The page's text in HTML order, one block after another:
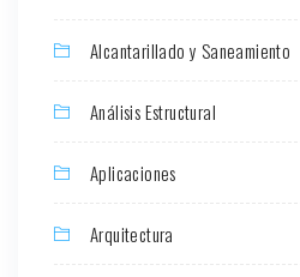
Alcantarillado y Saneamiento
Análisis Estructural
Aplicaciones
Arquitectura